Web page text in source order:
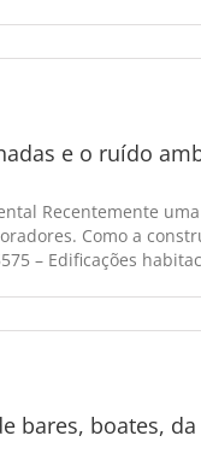
e o ruído
Recentemente
Como a
– Edificações
bares, boates,